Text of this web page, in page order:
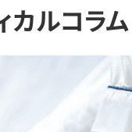
カルコラム